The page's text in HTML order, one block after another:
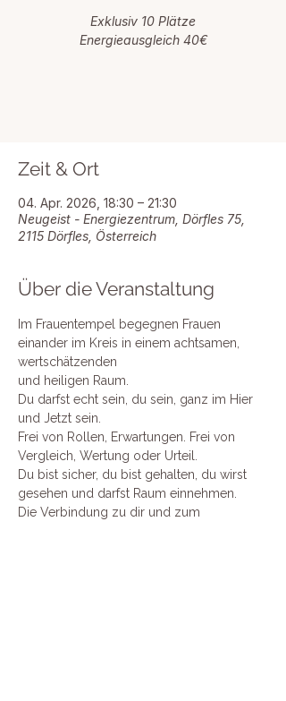
Exklusiv 10 Plätze
Energieausgleich 40€
Zeit & Ort
04. Apr. 2026, 18:30 – 21:30
Neugeist - Energiezentrum, Dörfles 75,
2115 Dörfles, Österreich
Über die Veranstaltung
Im Frauentempel begegnen Frauen
einander im Kreis in einem achtsamen,
wertschätzenden
und heiligen Raum.
Du darfst echt sein, du sein, ganz im Hier
und Jetzt sein.
Frei von Rollen, Erwartungen. Frei von
Vergleich, Wertung oder Urteil.
Du bist sicher, du bist gehalten, du wirst
gesehen und darfst Raum einnehmen.
Die Verbindung zu dir und zum